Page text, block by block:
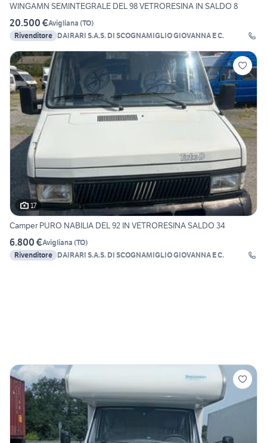
WINGAMN SEMINTEGRALE DEL 98 VETRORESINA IN SALDO 8
20.500 €Avigliana (TO)
Rivenditore DAIRARI S.A.S. DI SCOGNAMIGLIO GIOVANNA E C.
17
Camper PURO NABILIA DEL 92 IN VETRORESINA SALDO 34
6.800 €Avigliana (TO)
Rivenditore DAIRARI S.A.S. DI SCOGNAMIGLIO GIOVANNA E C.